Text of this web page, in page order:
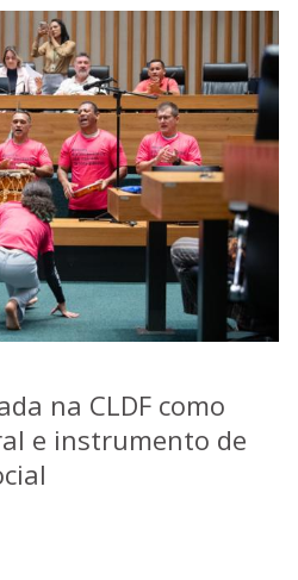
na CLDF como
e instrumento de